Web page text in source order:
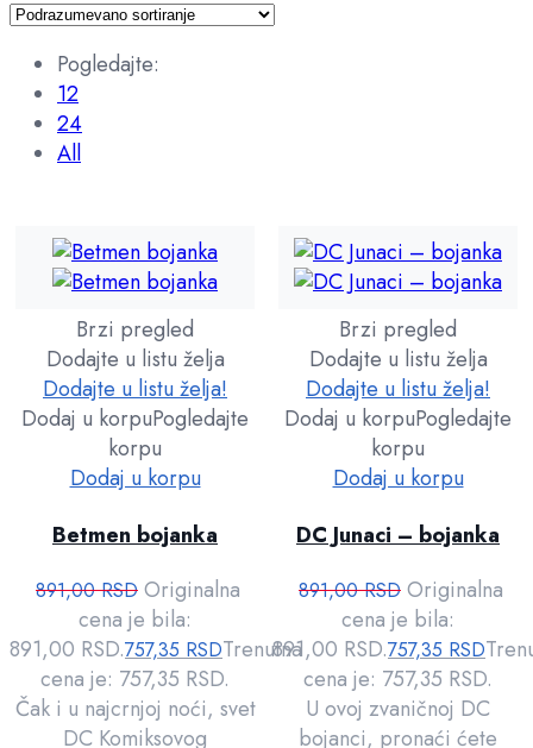
Pogledajte:
12
24
All
Brzi pregled
Dodajte u listu želja
Dodajte u listu želja!
Dodaj u korpuPogledajte
korpu
Dodaj u korpu
Betmen bojanka
891,00RSD Originalna
cena je bila:
891,00 RSD.757,35 RSDTrenutna
cena je: 757,35 RSD.
Čak i u najcrnjoj noći, svet
DC Komiksovog
Brzi pregled
Dodajte u listu želja
Dodajte u listu želja!
Dodaj u korpuPogledajte
korpu
Dodaj u korpu
DC Junaci – bojanka
891,00RSD Originalna
cena je bila:
891,00 RSD.757,35 RSD
cena je: 757,35 RSD.
U ovoj zvaničnoj DC
bojanci, pronaći ćete